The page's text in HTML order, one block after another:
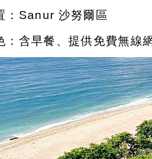
：Sanur 沙努爾區
：含早餐、提供免費無線